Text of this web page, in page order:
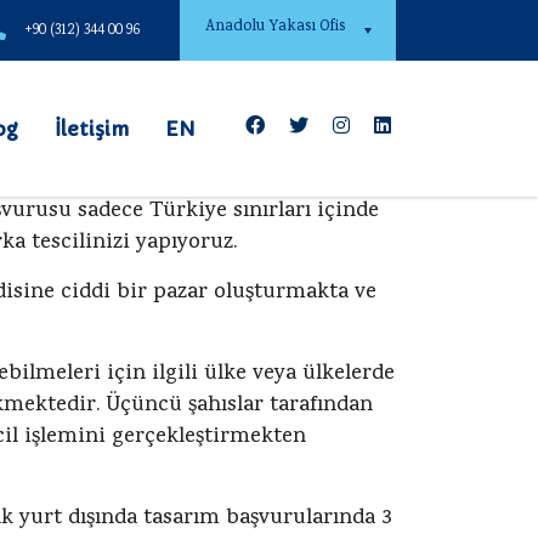
Anadolu Yakası Ofis
+90 (312) 344 00 96
İletişim EN
sadece Türkiye sınırları içinde
tescilinizi yapıyoruz.
ciddi bir pazar oluşturmakta ve
için ilgili ülke veya ülkelerde
Üçüncü şahıslar tarafından
işlemini gerçekleştirmekten
dışında tasarım başvurularında 3